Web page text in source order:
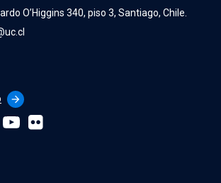
O’Higgins 340, piso 3, Santiago, Chile.
arrow_forward